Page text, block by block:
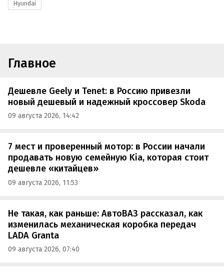
Hyundai
Главное
Дешевле Geely и Tenet: в Россию привезли
новый дешевый и надежный кроссовер Skoda
09 августа 2026, 14:42
7 мест и проверенный мотор: в России начали
продавать новую семейную Kia, которая стоит
дешевле «китайцев»
09 августа 2026, 11:53
Не такая, как раньше: АвтоВАЗ рассказал, как
изменилась механическая коробка передач
LADA Granta
09 августа 2026, 07:40